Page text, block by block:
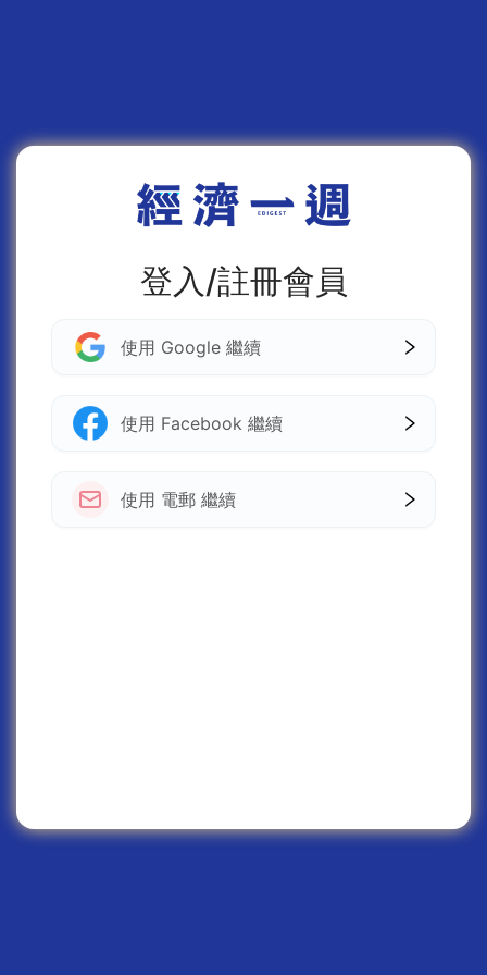
登入/註冊會員
使用 Google 繼續
使用 Facebook 繼續
使用 電郵 繼續